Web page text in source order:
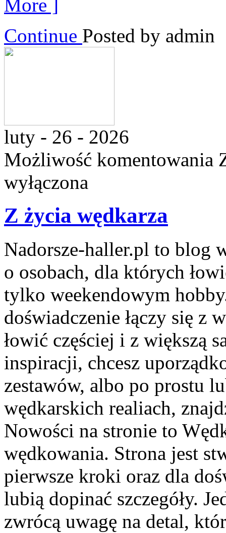
More ]
Continue Posted by admin
luty - 26 - 2026
Możliwość komentowania
wyłączona
Z życia wędkarza
Nadorsze-haller.pl to blog
o osobach, dla których
tylko weekendowym
doświadczenie łączy się z
łowić częściej i z większą
inspiracji, chcesz
zestawów, albo po prostu
wędkarskich realiach,
Nowości na stronie to
wędkowania. Strona jest
pierwsze kroki oraz dla
lubią dopinać szczegóły.
zwrócą uwagę na detal,